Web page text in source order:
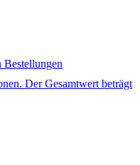
Bestellungen
Der Gesamtwert beträgt